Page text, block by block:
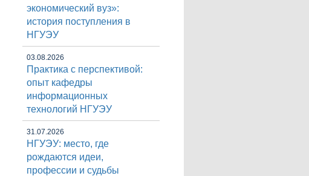
экономический вуз»:
история поступления в
НГУЭУ
03.08.2026
Практика с перспективой:
опыт кафедры
информационных
технологий НГУЭУ
31.07.2026
НГУЭУ: место, где
рождаются идеи,
профессии и судьбы